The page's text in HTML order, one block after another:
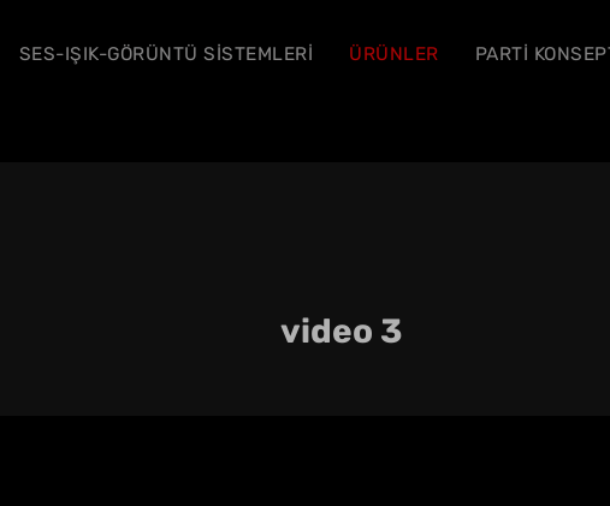
SES-IŞIK-GÖRÜNTÜ SİSTEMLERİ ÜRÜNLER PARTİ
video 3